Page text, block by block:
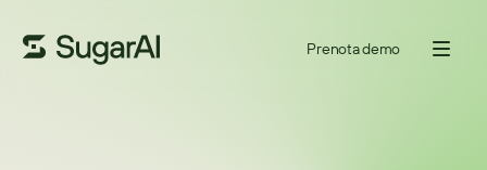
Prenota demo